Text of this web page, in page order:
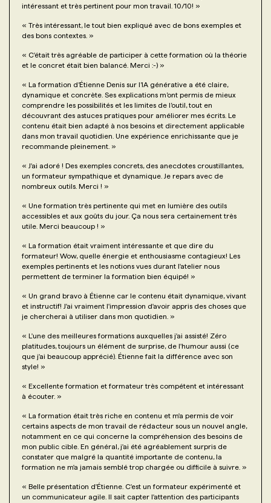
intéressant et très pertinent pour mon travail. 10/10! »
« Très intéressant, le tout bien expliqué avec de bons exemples et
des bons contextes. »
« C'était très agréable de participer à cette formation où la théorie
et le concret était bien balancé. Merci :-) »
« La formation d’Étienne Denis sur l’IA générative a été claire,
dynamique et concrète. Ses explications m’ont permis de mieux
comprendre les possibilités et les limites de l’outil, tout en
découvrant des astuces pratiques pour améliorer mes écrits. Le
contenu était bien adapté à nos besoins et directement applicable
dans mon travail quotidien. Une expérience enrichissante que je
recommande pleinement. »
« J'ai adoré ! Des exemples concrets, des anecdotes croustillantes,
un formateur sympathique et dynamique. Je repars avec de
nombreux outils. Merci ! »
« Une formation très pertinente qui met en lumière des outils
accessibles et aux goûts du jour. Ça nous sera certainement très
utile. Merci beaucoup ! »
« La formation était vraiment intéressante et que dire du
formateur! Wow, quelle énergie et enthousiasme contagieux! Les
exemples pertinents et les notions vues durant l'atelier nous
permettent de terminer la formation bien équipé! »
« Un grand bravo à Étienne car le contenu était dynamique, vivant
et instructif! J'ai vraiment l'impression d'avoir appris des choses que
je chercherai à utiliser dans mon quotidien. »
« L'une des meilleures formations auxquelles j'ai assisté! Zéro
platitudes, toujours un élément de surprise, de l'humour aussi (ce
que j'ai beaucoup apprécié). Étienne fait la différence avec son
style! »
« Excellente formation et formateur très compétent et intéressant
à écouter. »
« La formation était très riche en contenu et m'a permis de voir
certains aspects de mon travail de rédacteur sous un nouvel angle,
notamment en ce qui concerne la compréhension des besoins de
mon public cible. En général, j'ai été agréablement surpris de
constater que malgré la quantité importante de contenu, la
formation ne m'a jamais semblé trop chargée ou difficile à suivre. »
« Belle présentation d'Étienne. C'est un formateur expérimenté et
un communicateur agile. Il sait capter l'attention des participants